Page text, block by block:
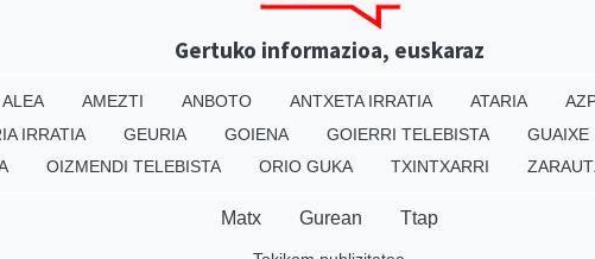
Gertuko informazioa, euskaraz
ALEA AMEZTI ANBOTO ANTXETA IRRATIA ATARIA
IRRATIA GEURIA GOIENA GOIERRI TELEBISTA
GUAIXE
OIZMENDI TELEBISTA ORIO GUKA TXINTXARRI
Matx Gurean Ttap